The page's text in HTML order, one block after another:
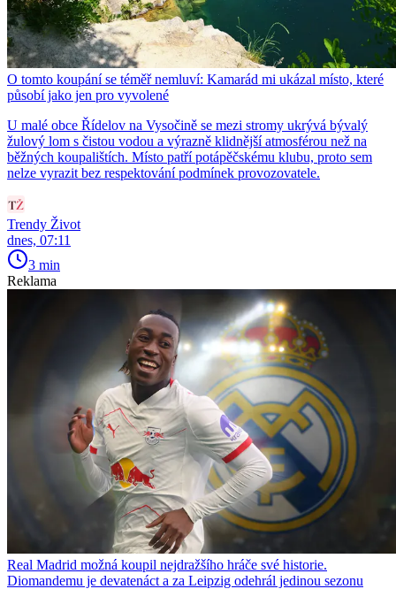
O tomto koupání se téměř nemluví: Kamarád mi ukázal místo, které
působí jako jen pro vyvolené
U malé obce Řídelov na Vysočině se mezi stromy ukrývá bývalý
žulový lom s čistou vodou a výrazně klidnější atmosférou než na
běžných koupalištích. Místo patří potápěčskému klubu, proto sem
nelze vyrazit bez respektování podmínek provozovatele.
Trendy Život
dnes, 07:11
3 min
Reklama
Real Madrid možná koupil nejdražšího hráče své historie.
Diomandemu je devatenáct a za Leipzig odehrál jedinou sezonu